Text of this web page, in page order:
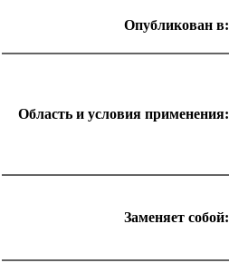
Опубликован в:
Область и условия применения:
Заменяет собой: